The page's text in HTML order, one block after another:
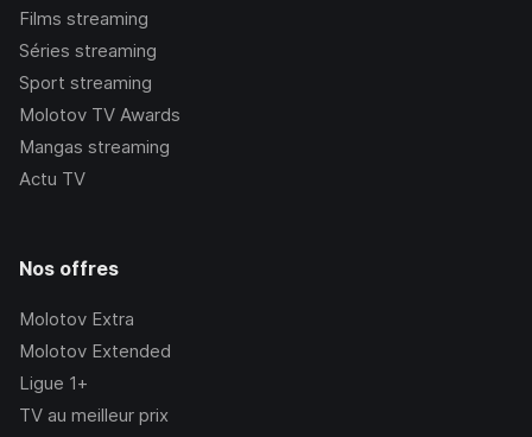
Films streaming
Séries streaming
Sport streaming
Molotov TV Awards
Mangas streaming
Actu TV
Nos offres
Molotov Extra
Molotov Extended
Ligue 1+
TV au meilleur prix